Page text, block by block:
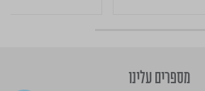
מספרים עלינו